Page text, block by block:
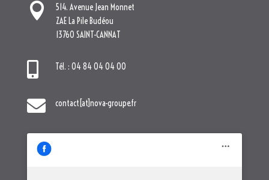

514. Avenue Jean Monnet
ZAE La Pile Budéou
13760 SAINT-CANNAT
 Tél. : 04 84 04 04 00
 contact[at]nova-groupe.fr